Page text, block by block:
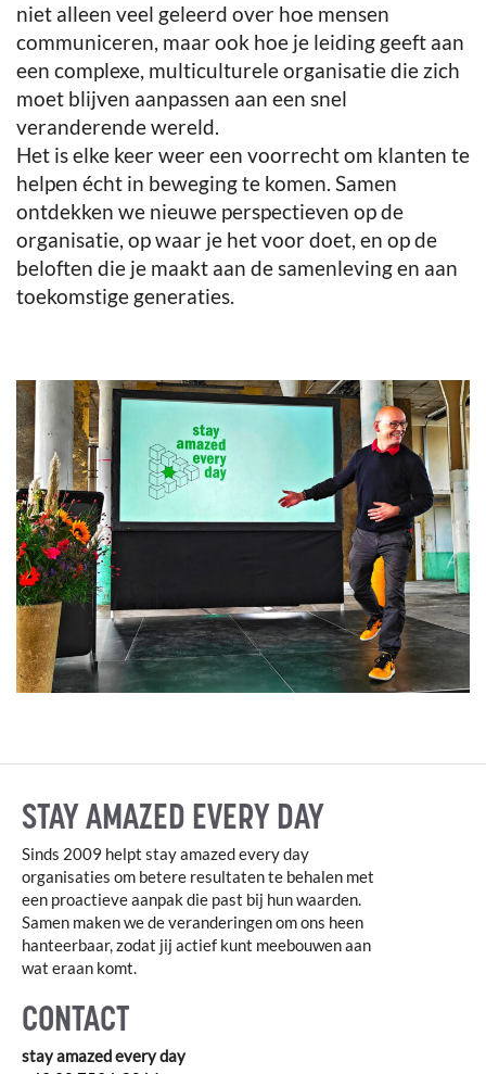
niet alleen veel geleerd over hoe mensen
communiceren, maar ook hoe je leiding geeft aan
een complexe, multiculturele organisatie die zich
moet blijven aanpassen aan een snel
veranderende wereld.
Het is elke keer weer een voorrecht om klanten te
helpen écht in beweging te komen. Samen
ontdekken we nieuwe perspectieven op de
organisatie, op waar je het voor doet, en op de
beloften die je maakt aan de samenleving en aan
toekomstige generaties.
STAY AMAZED EVERY DAY
Sinds 2009 helpt stay amazed every day
organisaties om betere resultaten te behalen met
een proactieve aanpak die past bij hun waarden.
Samen maken we de veranderingen om ons heen
hanteerbaar, zodat jij actief kunt meebouwen aan
wat eraan komt.
CONTACT
stay amazed every day